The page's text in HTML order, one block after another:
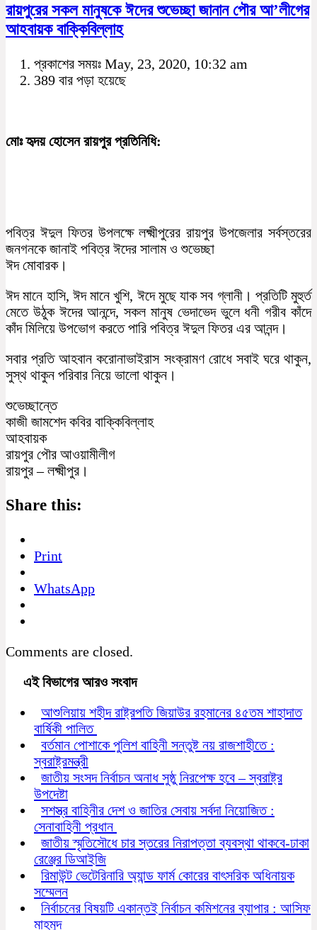
রায়পুরের সকল মানুষকে ঈদের শুভেচ্ছা জানান পৌর আ’লীগের
আহবায়ক বাক্কিবিল্লাহ
প্রকাশের সময়ঃ May, 23, 2020, 10:32 am
389 বার পড়া হয়েছে
মোঃ হৃদয় হোসেন রায়পুর প্রতিনিধি:
পবিত্র ঈদুল ফিতর উপলক্ষে লক্ষ্মীপুরের রায়পুর উপজেলার সর্বস্তরের
জনগনকে জানাই পবিত্র ঈদের সালাম ও শুভেচ্ছা
ঈদ মোবারক।
ঈদ মানে হাসি, ঈদ মানে খুশি, ঈদে মুছে যাক সব গ্লানী। প্রতিটি মুহুর্ত
মেতে উঠুক ঈদের আনন্দে, সকল মানুষ ভেদাভেদ ভুলে ধনী গরীব কাঁদে
কাঁদ মিলিয়ে উপভোগ করতে পারি পবিত্র ঈদুল ফিতর এর আনন্দ।
সবার প্রতি আহবান করোনাভাইরাস সংক্রামণ রোধে সবাই ঘরে থাকুন,
সুস্থ থাকুন পরিবার নিয়ে ভালো থাকুন।
শুভেচ্ছান্তে
কাজী জামশেদ কবির বাক্কিবিল্লাহ
আহবায়ক
রায়পুর পৌর আওয়ামীলীগ
রায়পুর – লক্ষ্মীপুর।
Share this:
Print
WhatsApp
Comments are closed.
এই বিভাগের আরও সংবাদ
আশুলিয়ায় শহীদ রাষ্ট্রপতি জিয়াউর রহমানের ৪৫তম শাহাদাত
বার্ষিকী পালিত
বর্তমান পোশাকে পুলিশ বাহিনী সন্তুষ্ট নয় রাজশাহীতে :
স্বরাষ্ট্রমন্ত্রী
জাতীয় সংসদ নির্বাচন অনাধ সুষ্ঠু নিরপেক্ষ হবে – স্বরাষ্ট্র
উপদেষ্টা
সশস্ত্র বাহিনীর দেশ ও জাতির সেবায় সর্বদা নিয়োজিত :
সেনাবাহিনী প্রধান
জাতীয় স্মৃতিসৌধে চার স্তরের নিরাপত্তা ব্যবস্থা থাকবে-ঢাকা
রেঞ্জের ডিআইজি
রিমাউন্ট ভেটেরিনারি অ্যান্ড ফার্ম কোরের বাৎসরিক অধিনায়ক
সম্মেলন
নির্বাচনের বিষয়টি একান্তই নির্বাচন কমিশনের ব্যাপার : আসিফ
মাহমুদ